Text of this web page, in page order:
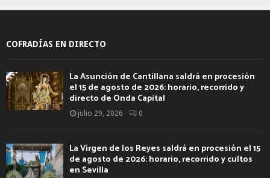
COFRADÍAS EN DIRECTO
La Asunción de Cantillana saldrá en procesión
el 15 de agosto de 2026: horario, recorrido y
directo de Onda Capital
julio 29, 2026 0
La Virgen de los Reyes saldrá en procesión el 15
de agosto de 2026: horario, recorrido y cultos
en Sevilla